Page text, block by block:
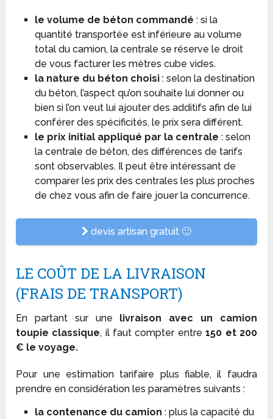
le volume de béton commandé : si la
quantité transportée est inférieure au volume
total du camion, la centrale se réserve le droit
de vous facturer les mètres cube vides.
la nature du béton choisi : selon la destination
du béton, l’aspect qu’on souhaite lui donner ou
bien si l’on veut lui ajouter des additifs afin de lui
conférer des spécificités, le prix sera différent.
le prix initial appliqué par la centrale : selon
la centrale de béton, des différences de tarifs
sont observables. Il peut être intéressant de
comparer les prix des centrales les plus proches
de chez vous afin de faire jouer la concurrence.
devis artisan gratuit 🙂
LE COÛT DE LA LIVRAISON
(FRAIS DE TRANSPORT)
En partant sur une livraison avec un camion
toupie classique, il faut compter entre150 et 200
€ le voyage.
Pour une estimation tarifaire plus fiable, il faudra
prendre en considération les paramètres suivants :
la contenance du camion : plus la capacité du